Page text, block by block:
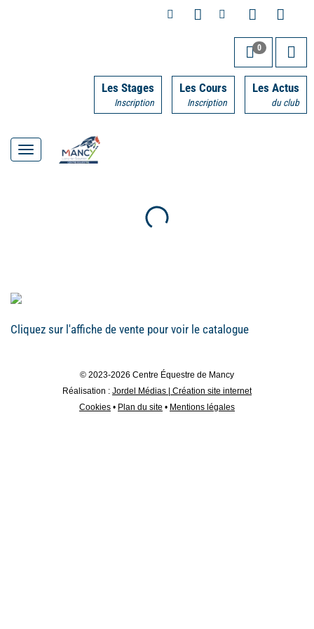
Les Stages
Inscription
Les Cours
Inscription
Les Actus
du club
0
Cliquez sur l'affiche de vente pour voir le catalogue
© 2023-2026 Centre Équestre de Mancy
Réalisation : Jordel Médias | Création site internet
Cookies • Plan du site • Mentions légales